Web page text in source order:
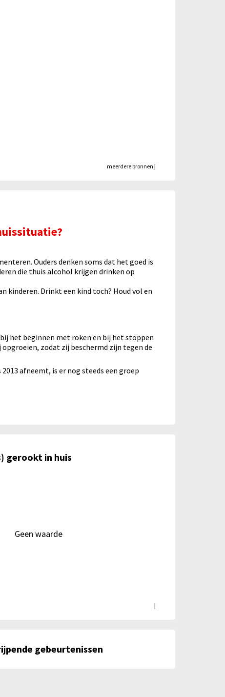
meerdere bronnen |
Ouders denken soms dat het goed is
die thuis alcohol krijgen drinken op
kinderen. Drinkt een kind toch? Houd vol en
het beginnen met roken en bij het stoppen
zodat zij beschermd zijn tegen de
afneemt, is er nog steeds een groep
gerookt in huis
Geen waarde
|
gebeurtenissen